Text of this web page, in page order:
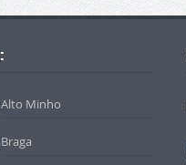
Alto Minho
Braga